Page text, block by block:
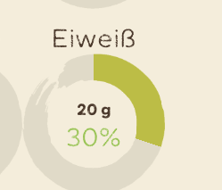
Eiweiß
20 g
30%